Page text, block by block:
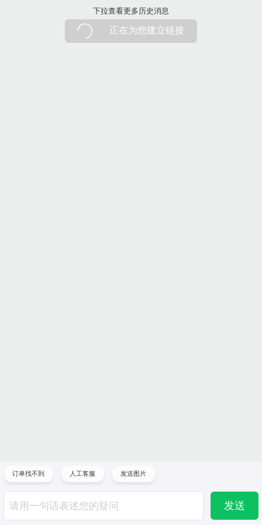
下拉查看更多历史消息
正在为您建立链接
订单找不到 人工客服 发送图片
发送